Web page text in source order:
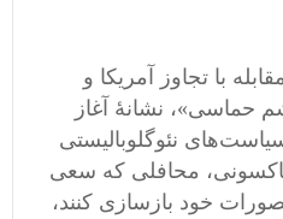
با تجاوز آمریکا و
حماسی»، نشانۀ آغاز
نئوگلوبالیستی
محافلی که سعی
خود بازسازی کنند،